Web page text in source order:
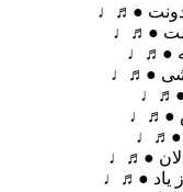
●♬♩
●♬♩
●♬♩
●♬♩
●♬♩
●♬♩
●♬♩
●♬♩
یاد ●♬♩